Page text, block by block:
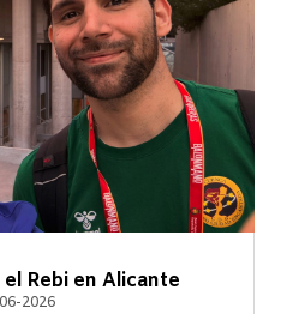
Rebi en Alicante
2026